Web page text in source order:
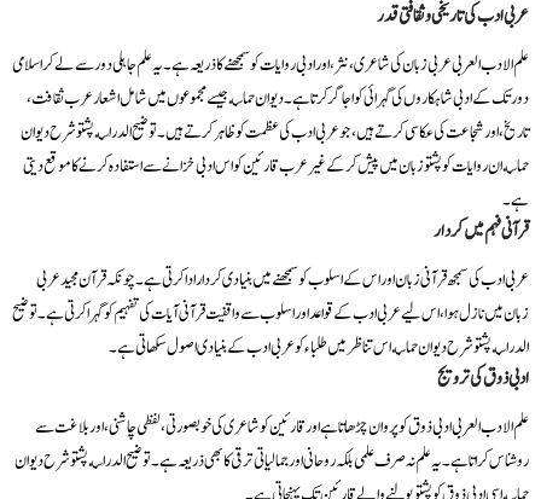
عربی ادب کی تاریخی و ثقافتی قدر
علم الادب العربی عربی زبان کی شاعری، نثر، اور ادبی روایات کو سمجھنے کا ذریعہ ہے۔ یہ علم جاہلی دور سے لے کر اسلامی
دور تک کے ادبی شاہکاروں کی گہرائی کو اجاگر کرتا ہے۔ دیوان حماسه جیسے مجموعوں میں شامل اشعار عرب ثقافت،
تاریخ، اور شجاعت کی عکاسی کرتے ہیں، جو عربی ادب کی عظمت کو ظاہر کرتے ہیں۔ توضیح الدراسه پشتو شرح دیوان
حماسه ان روایات کو پشتو زبان میں پیش کر کے غیر عرب قارئین کو اس ادبی خزانے سے استفادہ کرنے کا موقع دیتی
ہے۔
قرآنی فہم میں کردار
عربی ادب کی سمجھ قرآنی زبان اور اس کے اسلوب کو سمجھنے میں بنیادی کردار ادا کرتی ہے۔ چونکہ قرآن مجید عربی
زبان میں نازل ہوا، اس لیے عربی ادب کے قواعد اور اسلوب سے واقفیت قرآنی آیات کی تفہیم کو گہرا کرتی ہے۔ توضیح
الدراسه پشتو شرح دیوان حماسه اس تناظر میں طلباء کو عربی ادب کے بنیادی اصول سکھاتی ہے۔
ادبی ذوق کی ترویج
علم الادب العربی ادبی ذوق کو پروان چڑھاتا ہے اور قارئین کو شاعری کی خوبصورتی، لفظی چاشنی، اور بلاغت سے
روشناس کراتا ہے۔ یہ علم نہ صرف علمی بلکہ روحانی اور جمالیاتی ترقی کا بھی ذریعہ ہے۔ توضیح الدراسه پشتو شرح دیوان